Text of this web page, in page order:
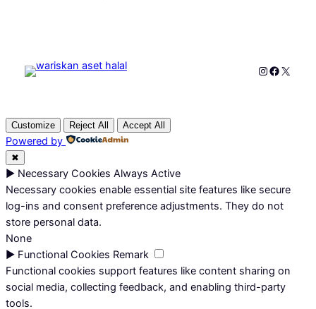
Instagram
X
Customize Reject All Accept All
Powered by
✖
► Necessary Cookies Always Active
Necessary cookies enable essential site features like secure
log-ins and consent preference adjustments. They do not
store personal data.
None
► Functional Cookies Remark
Functional cookies support features like content sharing on
social media, collecting feedback, and enabling third-party
tools.